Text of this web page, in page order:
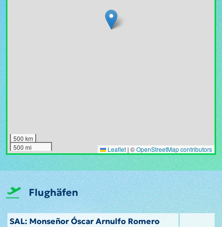
500 km
500 mi
Leaflet | ©OpenStreetMap contributors
Flughäfen
SAL: Monseñor Óscar Arnulfo Romero